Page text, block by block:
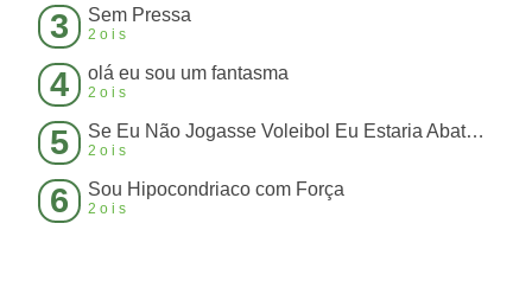
3 Sem Pressa
2ois
4 olá eu sou um fantasma
2ois
5 Se Eu Não Jogasse Voleibol Eu Estaria Abatendo Boi
2ois
6 Sou Hipocondriaco com Força
2ois